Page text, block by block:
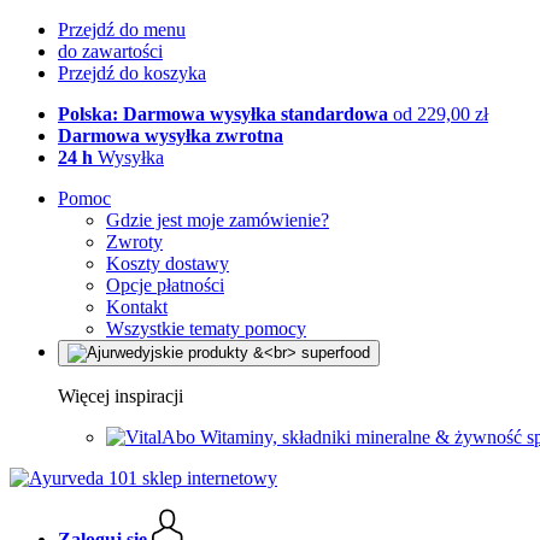
Przejdź do menu
do zawartości
Przejdź do koszyka
Polska: Darmowa wysyłka standardowa od 229,00 zł
Darmowa wysyłka zwrotna
24 h Wysyłka
Pomoc
Gdzie jest moje zamówienie?
Zwroty
Koszty dostawy
Opcje płatności
Kontakt
Wszystkie tematy pomocy
Więcej inspiracji
Witaminy, składniki mineralne & żywność